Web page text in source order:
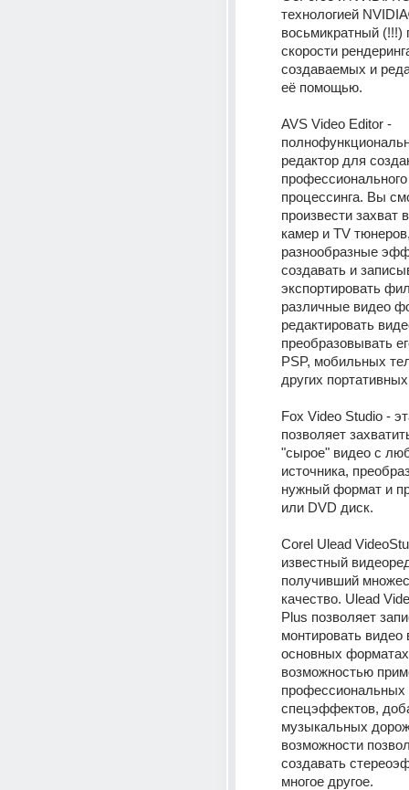
технологией
восьмикратный (!!!)
скорости
создаваемых и
её помощью.
AVS Video Editor -
редактор для
процессинга. Вы
произвести захват
камер и TV
разнообразные
создавать и
экспортировать
различные видео
редактировать
преобразовывать
PSP, мобильных
других
Fox Video Studio -
позволяет
"сырое" видео с
источника,
нужный формат и
или DVD диск.
Corel Ulead
известный
получивший
качество. Ulead
Plus позволяет
монтировать видео
основных
возможностью
профессиональных
спецэффектов,
музыкальных
возможности
создавать
многое другое.